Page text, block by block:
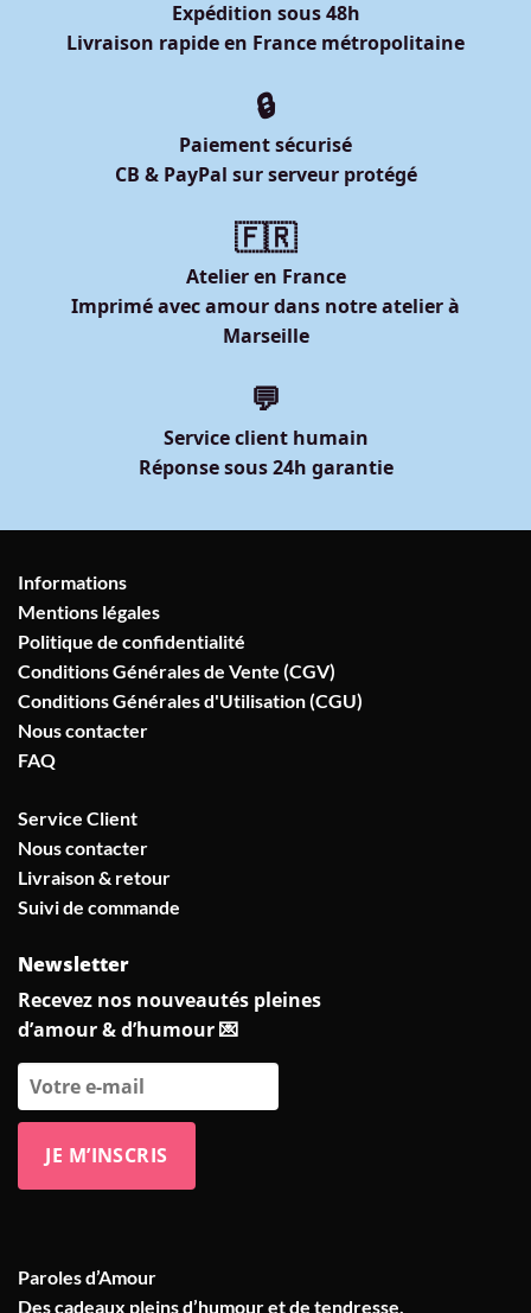
Expédition sous 48h
Livraison rapide en France métropolitaine
🔒
Paiement sécurisé
CB & PayPal sur serveur protégé
🇫🇷
Atelier en France
Imprimé avec amour dans notre atelier à
Marseille
💬
Service client humain
Réponse sous 24h garantie
Informations
Mentions légales
Politique de confidentialité
Conditions Générales de Vente (CGV)
Conditions Générales d'Utilisation (CGU)
Nous contacter
FAQ
Service Client
Nous contacter
Livraison & retour
Suivi de commande
Newsletter
Recevez nos nouveautés pleines
d’amour & d’humour 💌
Paroles d’Amour
Des cadeaux pleins d’humour et de tendresse,